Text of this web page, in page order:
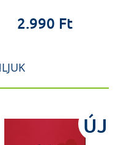
2.990 Ft
ÚJ